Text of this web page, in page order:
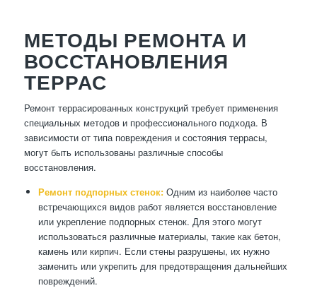
МЕТОДЫ РЕМОНТА И
ВОССТАНОВЛЕНИЯ
ТЕРРАС
Ремонт террасированных конструкций требует применения
специальных методов и профессионального подхода. В
зависимости от типа повреждения и состояния террасы,
могут быть использованы различные способы
восстановления.
Ремонт подпорных стенок:Одним из наиболее часто
встречающихся видов работ является восстановление
или укрепление подпорных стенок. Для этого могут
использоваться различные материалы, такие как бетон,
камень или кирпич. Если стены разрушены, их нужно
заменить или укрепить для предотвращения дальнейших
повреждений.